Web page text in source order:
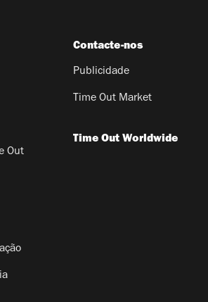
Out
Contacte-nos
Publicidade
Time Out Market
Time Out Worldwide